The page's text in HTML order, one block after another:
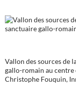
Vallon des sources de
gallo-romain au
Christophe Fouquin,